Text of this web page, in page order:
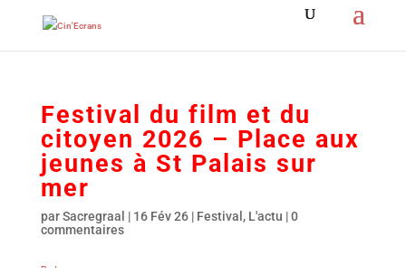
Festival du film et du
citoyen 2026 – Place aux
jeunes à St Palais sur
mer
parSacregraal | 16 Fév 26| Festival , L'actu |0
commentaires
Partagez